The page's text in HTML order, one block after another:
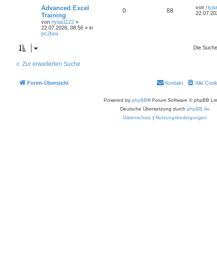
Advanced Excel
Training
von riyaa1122 »
22.07.2026, 08:56 » in
pc2box
0 88 von
Die
Zur erweiterten Suche
Foren-Übersicht Alle
Kontakt
Powered by phpBB® Forum Software © phpBB
Deutsche Übersetzung durch phpBB.de
Datenschutz | Nutzungsbedingungen